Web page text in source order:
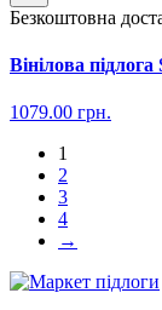
Безкоштовна
Вінілова
1079.00 грн.
1
2
3
4
→